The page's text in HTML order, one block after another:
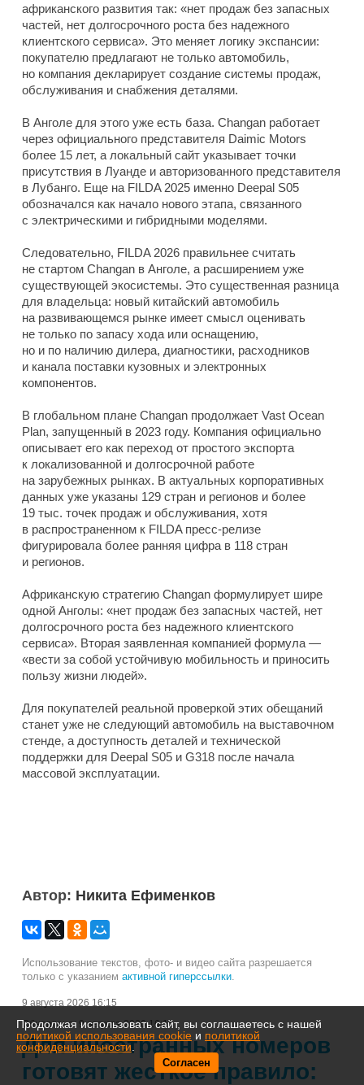
африканского развития так: «нет продаж без запасных
частей, нет долгосрочного роста без надежного
клиентского сервиса». Это меняет логику экспансии:
покупателю предлагают не только автомобиль,
но компания декларирует создание системы продаж,
обслуживания и снабжения деталями.
В Анголе для этого уже есть база. Changan работает
через официального представителя Daimic Motors
более 15 лет, а локальный сайт указывает точки
присутствия в Луанде и авторизованного представителя
в Лубанго. Еще на FILDA 2025 именно Deepal S05
обозначался как начало нового этапа, связанного
с электрическими и гибридными моделями.
Следовательно, FILDA 2026 правильнее считать
не стартом Changan в Анголе, а расширением уже
существующей экосистемы. Это существенная разница
для владельца: новый китайский автомобиль
на развивающемся рынке имеет смысл оценивать
не только по запасу хода или оснащению,
но и по наличию дилера, диагностики, расходников
и канала поставки кузовных и электронных
компонентов.
В глобальном плане Changan продолжает Vast Ocean
Plan, запущенный в 2023 году. Компания официально
описывает его как переход от простого экспорта
к локализованной и долгосрочной работе
на зарубежных рынках. В актуальных корпоративных
данных уже указаны 129 стран и регионов и более
19 тыс. точек продаж и обслуживания, хотя
в распространенном к FILDA пресс-релизе
фигурировала более ранняя цифра в 118 стран
и регионов.
Африканскую стратегию Changan формулирует шире
одной Анголы: «нет продаж без запасных частей, нет
долгосрочного роста без надежного клиентского
сервиса». Вторая заявленная компанией формула —
«вести за собой устойчивую мобильность и приносить
пользу жизни людей».
Для покупателей реальной проверкой этих обещаний
станет уже не следующий автомобиль на выставочном
стенде, а доступность деталей и технической
поддержки для Deepal S05 и G318 после начала
массовой эксплуатации.
Автор: Никита Ефименков
Использование текстов, фото- и видео сайта разрешается
только с указанием активной гиперссылки
9 августа 2026 16:15
Обновлено: 9 августа 2026 16:15
Для иностранных номеров
готовят жесткое правило:
Продолжая использовать сайт, вы соглашаетесь с нашей
политикой использования cookie и политикой
конфиденциальности .
Согласен